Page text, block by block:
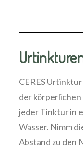
CERES
der
jeder Tinktur in
Wasser. Nimm
Abstand zu den